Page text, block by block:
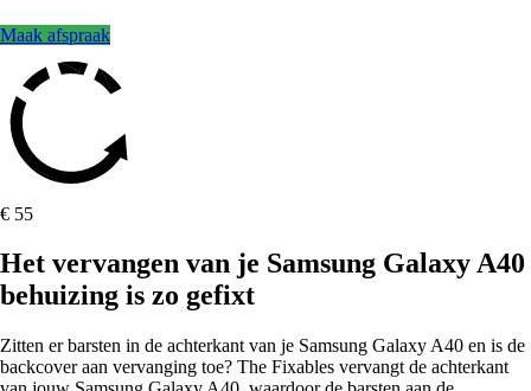
Maak afspraak
€ 55
Het vervangen van je Samsung Galaxy A40
behuizing is zo gefixt
Zitten er barsten in de achterkant van je Samsung Galaxy A40 en is de
backcover aan vervanging toe? The Fixables vervangt de achterkant